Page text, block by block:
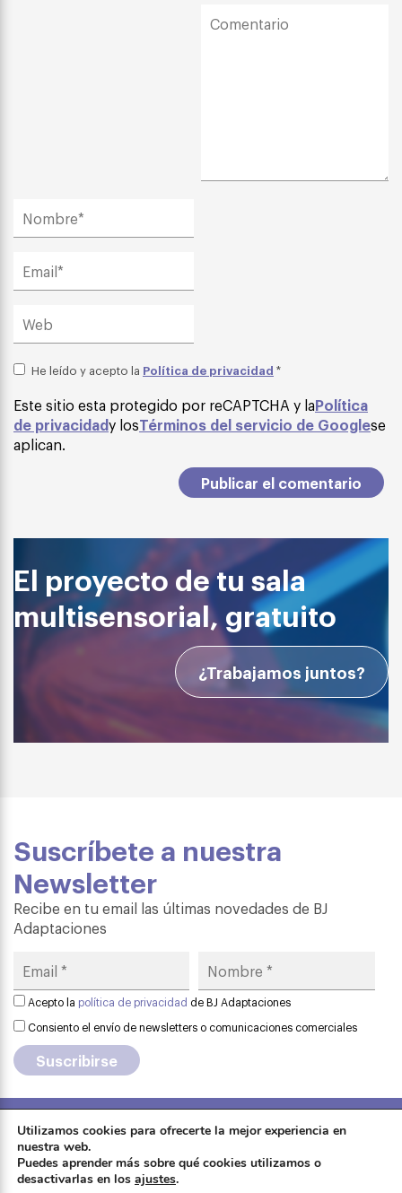
He leído y acepto la Política de privacidad *
Este sitio esta protegido por reCAPTCHA y laPolítica
de privacidady losTérminos del servicio de Googlese
aplican.
El proyecto de tu sala
multisensorial, gratuito
¿Trabajamos juntos?
Suscríbete a nuestra
Newsletter
Recibe en tu email las últimas novedades de BJ
Adaptaciones
Acepto la política de privacidad de BJ Adaptaciones
Consiento el envío de newsletters o comunicaciones comerciales
Formación
Política de cookies· Contactar
Utilizamos cookies para ofrecerte la mejor experiencia en
nuestra web.
Puedes aprender más sobre qué cookies utilizamos o
desactivarlas en los ajustes.